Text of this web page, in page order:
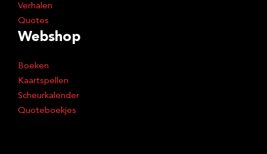
Verhalen
Quotes
Webshop
Boeken
Kaartspellen
Scheurkalender
Quoteboekjes